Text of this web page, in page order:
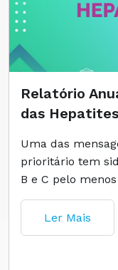
Relatório
das
Uma das
prioritário tem
B e C pelo
Ler Mais